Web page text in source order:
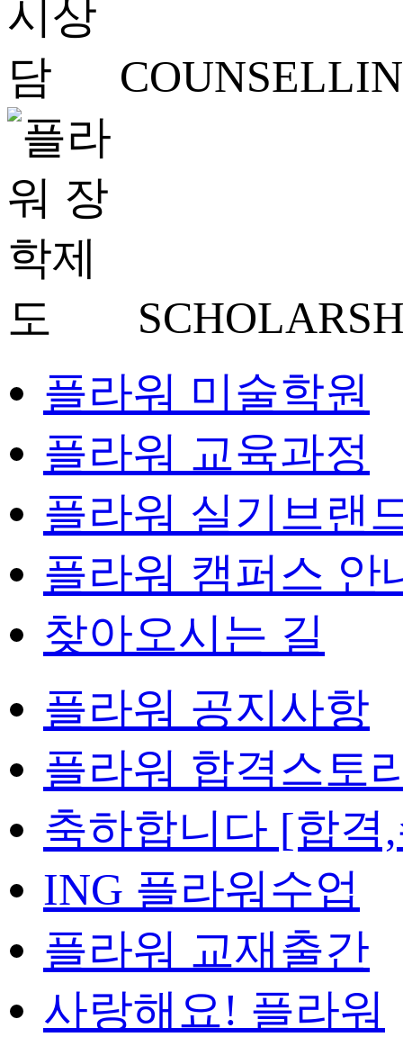
플라워 미술학원
플라워 교육과정
플라워 실기브랜
플라워 캠퍼스 안
찾아오시는 길
플라워 공지사항
플라워 합격스토
축하합니다 [합격
ING 플라워수업
플라워 교재출간
사랑해요! 플라워